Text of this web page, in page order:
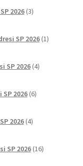
2026 3izdelki
SP 2026 1izdelek
SP 2026 4izdelki
2026 6izdelkov
2026 4izdelki
SP 2026 16izdelkov